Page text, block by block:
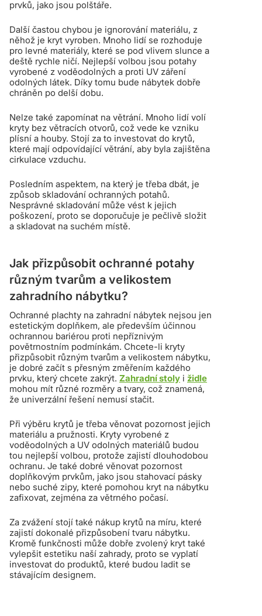
prvků, jako jsou polštáře.
Další častou chybou je ignorování materiálu, z
něhož je kryt vyroben. Mnoho lidí se rozhoduje
pro levné materiály, které se pod vlivem slunce a
deště rychle ničí. Nejlepší volbou jsou potahy
vyrobené z voděodolných a proti UV záření
odolných látek. Díky tomu bude nábytek dobře
chráněn po delší dobu.
Nelze také zapomínat na větrání. Mnoho lidí volí
kryty bez větracích otvorů, což vede ke vzniku
plísní a houby. Stojí za to investovat do krytů,
které mají odpovídající větrání, aby byla zajištěna
cirkulace vzduchu.
Posledním aspektem, na který je třeba dbát, je
způsob skladování ochranných potahů.
Nesprávné skladování může vést k jejich
poškození, proto se doporučuje je pečlivě složit
a skladovat na suchém místě.
Jak přizpůsobit ochranné potahy
různým tvarům a velikostem
zahradního nábytku?
Ochranné plachty na zahradní nábytek nejsou jen
estetickým doplňkem, ale především účinnou
ochrannou bariérou proti nepříznivým
povětrnostním podmínkám. Chcete-li kryty
přizpůsobit různým tvarům a velikostem nábytku,
je dobré začít s přesným změřením každého
prvku, který chcete zakrýt. Zahradní stoly i židle
mohou mít různé rozměry a tvary, což znamená,
že univerzální řešení nemusí stačit.
Při výběru krytů je třeba věnovat pozornost jejich
materiálu a pružnosti. Kryty vyrobené z
voděodolných a UV odolných materiálů budou
tou nejlepší volbou, protože zajistí dlouhodobou
ochranu. Je také dobré věnovat pozornost
doplňkovým prvkům, jako jsou stahovací pásky
nebo suché zipy, které pomohou kryt na nábytku
zafixovat, zejména za větrného počasí.
Za zvážení stojí také nákup krytů na míru, které
zajistí dokonalé přizpůsobení tvaru nábytku.
Kromě funkčnosti může dobře zvolený kryt také
vylepšit estetiku naší zahrady, proto se vyplatí
investovat do produktů, které budou ladit se
stávajícím designem.